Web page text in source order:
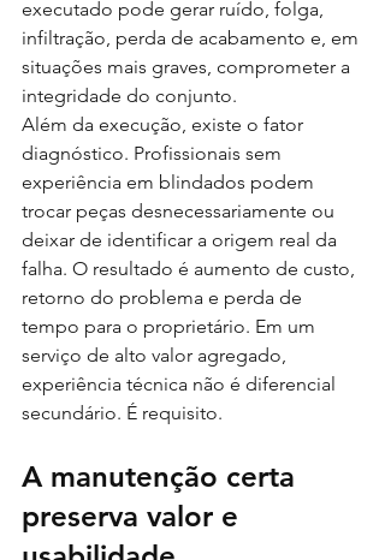
executado pode gerar ruído, folga,
infiltração, perda de acabamento e, em
situações mais graves, comprometer a
integridade do conjunto.
Além da execução, existe o fator
diagnóstico. Profissionais sem
experiência em blindados podem
trocar peças desnecessariamente ou
deixar de identificar a origem real da
falha. O resultado é aumento de custo,
retorno do problema e perda de
tempo para o proprietário. Em um
serviço de alto valor agregado,
experiência técnica não é diferencial
secundário. É requisito.
A manutenção certa
preserva valor e